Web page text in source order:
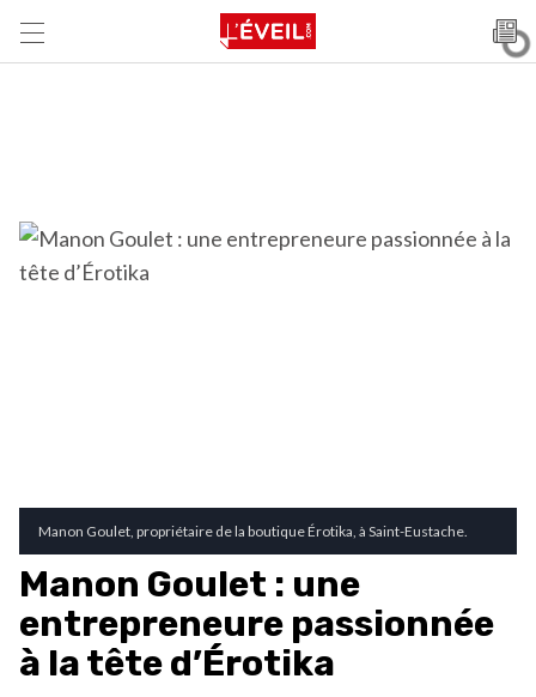
Manon Goulet, propriétaire de la boutique Érotika, à Saint-Eustache.
Manon Goulet : une
entrepreneure passionnée
à la tête d’Érotika